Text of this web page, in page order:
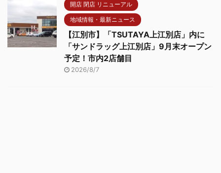
開店 閉店 リニューアル
地域情報・最新ニュース
【江別市】「TSUTAYA上江別店」内に
「サンドラッグ上江別店」9月末オープン
予定！市内2店舗目
2026/8/7